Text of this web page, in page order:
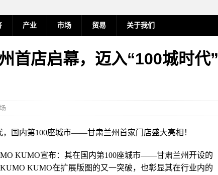
产业 市场 贸易 关于我们
首店启幕，迈入“100城时代”
国内第100座城市——甘肃兰州首家门店盛大亮相！
KUMO宣布：其在国内第100座城市——甘肃兰州开设的
KUMO在扩展版图的又一突破，也彰显其在行业内的